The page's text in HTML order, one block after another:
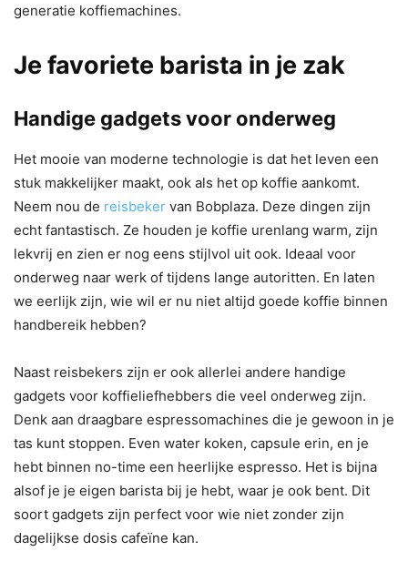
generatie koffiemachines.
Je favoriete barista in je zak
Handige gadgets voor onderweg
Het mooie van moderne technologie is dat het leven een
stuk makkelijker maakt, ook als het op koffie aankomt.
Neem nou de reisbeker van Bobplaza. Deze dingen zijn
echt fantastisch. Ze houden je koffie urenlang warm, zijn
lekvrij en zien er nog eens stijlvol uit ook. Ideaal voor
onderweg naar werk of tijdens lange autoritten. En laten
we eerlijk zijn, wie wil er nu niet altijd goede koffie binnen
handbereik hebben?
Naast reisbekers zijn er ook allerlei andere handige
gadgets voor koffieliefhebbers die veel onderweg zijn.
Denk aan draagbare espressomachines die je gewoon in je
tas kunt stoppen. Even water koken, capsule erin, en je
hebt binnen no-time een heerlijke espresso. Het is bijna
alsof je je eigen barista bij je hebt, waar je ook bent. Dit
soort gadgets zijn perfect voor wie niet zonder zijn
dagelijkse dosis cafeïne kan.